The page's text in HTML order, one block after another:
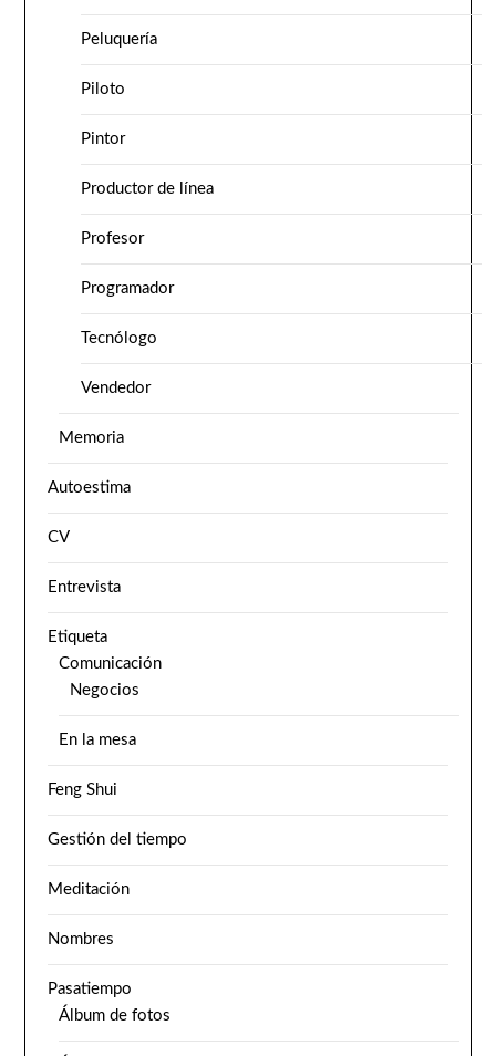
Peluquería
Piloto
Pintor
Productor de línea
Profesor
Programador
Tecnólogo
Vendedor
Memoria
Autoestima
CV
Entrevista
Etiqueta
Comunicación
Negocios
En la mesa
Feng Shui
Gestión del tiempo
Meditación
Nombres
Pasatiempo
Álbum de fotos